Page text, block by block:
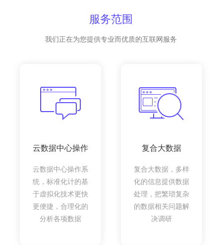
服务范围
我们正在为您提供专业而优质的互联网服务
云数据中心操作
云数据中心操作系
统，标准化计的基
于虚拟化技术更快
更便捷，合理化的
分析各项数据
复合大数据
复合大数据，多样
化的信息提供数据
处理，把繁琐复杂
的数据相关问题解
决调研